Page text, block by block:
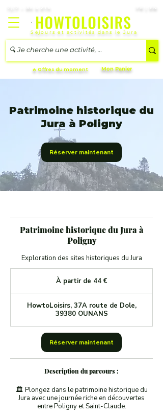
FR | EN
Séjours et activités dans le Jura
Mon Panier
🔥 Offres du moment
Patrimoine historique du
Jura à Poligny
Réserver maintenant
Patrimoine historique du Jura à
Poligny
Exploration des sites historiques du Jura
euros
À partir de 44 €
HowtoLoisirs, 37A route de Dole,
39380 OUNANS
Réserver maintenant
Description du parcours :
🏛️ Plongez dans le patrimoine historique du
Jura avec une journée riche en découvertes
entre Poligny et Saint-Claude.